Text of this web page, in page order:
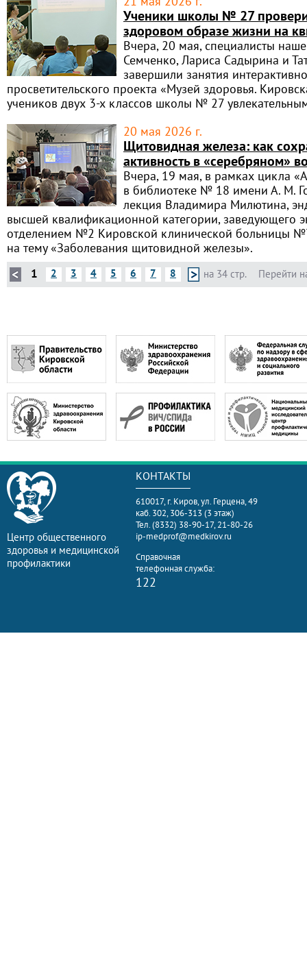
Ученики школы № 27
здоровом образе жизни на
Вчера, 20 мая, специалисты
Семченко, Лариса Садырина и
завершили занятия
просветительского проекта «Музей здоровья.
учеников двух 3-х классов школы № 27
20 мая 2026 г.
Щитовидная железа: как
активность в «серебряном»
Вчера, 19 мая, в рамках цикла
в библиотеке № 18 имени А. М.
лекция Владимира Милютина,
высшей квалификационной категории, заведующего
отделением №2 Кировской клинической больницы
на тему «Заболевания щитовидной железы».
Перейти
1 2 3 4 5 6 7 8 на 34 стр.
Центр общественного
здоровья и медицинской
профилактики
КОНТАКТЫ
610017, г. Киров, ул. Герцена, 49
каб. 302, 306-313 (3 этаж)
Тел. (8332) 38-90-17, 21-80-26
ip-medprof@medkirov.ru
Справочная
телефонная служба:
122